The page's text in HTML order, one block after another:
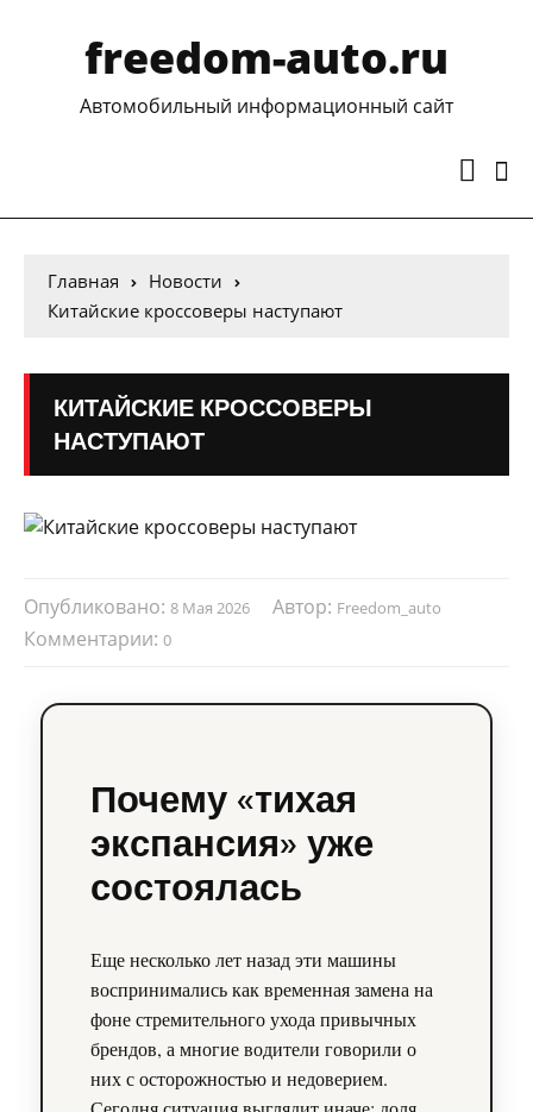
freedom-auto.ru
Автомобильный информационный сайт
Главная
Новости
Китайские кроссоверы наступают
КИТАЙСКИЕ КРОССОВЕРЫ
НАСТУПАЮТ
Опубликовано: 8 Мая 2026 Автор: Freedom_auto
Комментарии: 0
Почему «тихая
экспансия» уже
состоялась
Еще несколько лет назад эти машины
воспринимались как временная замена на
фоне стремительного ухода привычных
брендов, а многие водители говорили о
них с осторожностью и недоверием.